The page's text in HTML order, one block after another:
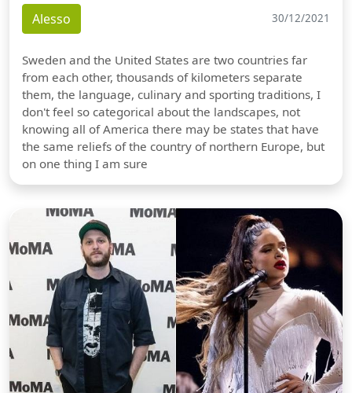
Alesso 30/12/2021
Sweden and the United States are two countries far
from each other, thousands of kilometers separate
them, the language, culinary and sporting traditions, I
don't feel so categorical about the landscapes, not
knowing all of America there may be states that have
the same reliefs of the country of northern Europe, but
on one thing I am sure